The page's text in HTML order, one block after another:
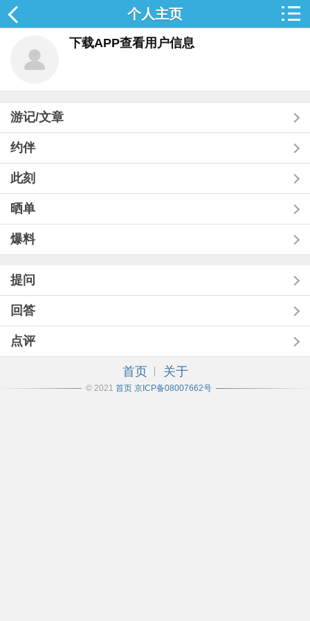
个人主页
下载APP查看用户信息
游记/文章
约伴
此刻
晒单
爆料
提问
回答
点评
首页 关于
© 2021 首页 京ICP备08007662号